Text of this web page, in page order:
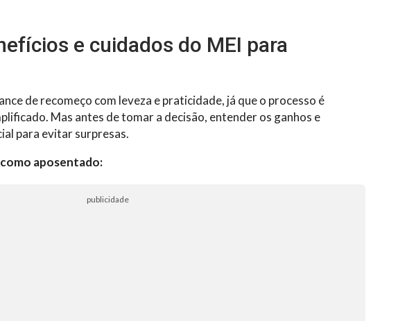
e cuidados do MEI para
de recomeço com leveza e praticidade, já que o processo é
Mas antes de tomar a decisão, entender os ganhos e
para evitar surpresas.
aposentado:
publicidade